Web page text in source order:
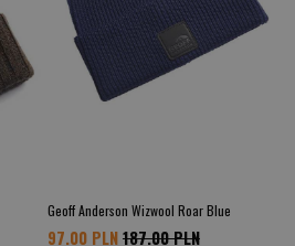
Geoff Anderson Wizwool Roar Blue
97.00 PLN187.00 PLN